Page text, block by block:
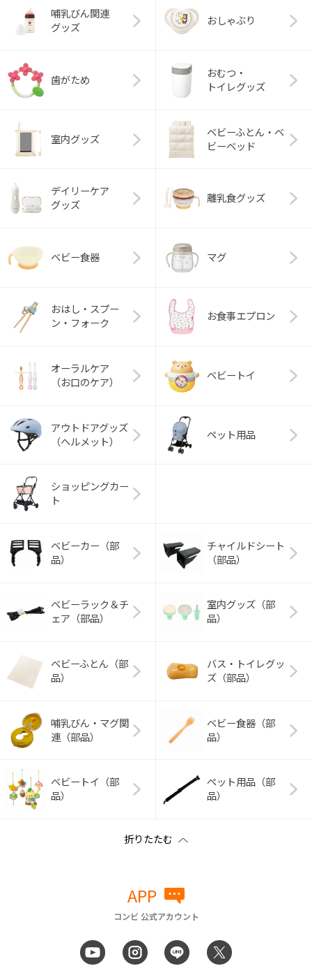
哺乳びん関連
グッズ
おしゃぶり
歯がため
おむつ・
トイレグッズ
室内グッズ
ベビーふとん・ベ
ビーベッド
デイリーケア
グッズ
離乳食グッズ
ベビー食器 マグ
おはし・スプー
ン・フォーク
お食事エプロン
オーラルケア
（お口のケア）
ベビートイ
アウトドアグッズ
（ヘルメット）
ペット用品
ショッピングカー
ト
ベビーカー（部
品）
チャイルドシート
（部品）
ベビーラック＆チ
ェア（部品）
室内グッズ（部
品）
ベビーふとん（部
品）
バス・トイレグッ
ズ（部品）
哺乳びん・マグ関
連（部品）
ベビー食器（部
品）
ベビートイ（部
品）
ペット用品（部
品）
APP
コンビ 公式アカウント